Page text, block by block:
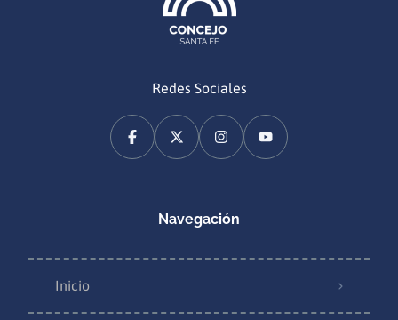
Redes Sociales
Navegación
Inicio